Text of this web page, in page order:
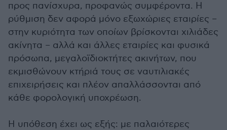
προς πανίσχυρα, προφανώς συμφέροντα. Η
ρύθμιση δεν αφορά μόνο εξωχώριες εταιρίες –
στην κυριότητα των οποίων βρίσκονται χιλιάδες
ακίνητα – αλλά και άλλες εταιρίες και φυσικά
πρόσωπα, μεγαλοϊδιοκτήτες ακινήτων, που
εκμισθώνουν κτήριά τους σε ναυτιλιακές
επιχειρήσεις και πλέον απαλλάσσονται από
κάθε φορολογική υποχρέωση.
Η υπόθεση έχει ως εξής: με παλαιότερες